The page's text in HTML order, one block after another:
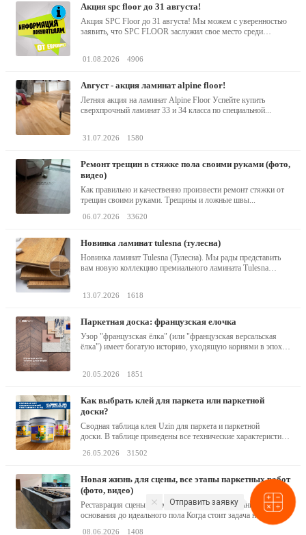
акция spc floor до 31 августа!
Акция SPC Floor до 31 августа! Мы можем с уверенностью
заявить, что SPC FLOOR заслужил свое место среди
01.08.2026 4906
август - акция ламинат alpine floor!
Летняя акция на ламинат Alpine Floor Успейте купить
сверхпрочный ламинат 33 и 34 класса по специальной...
31.07.2026 1580
ремонт трещин в стяжке пола своими руками (фото,
видео)
Как правильно и качественно произвести ремонт стяжки от
трещин своими руками. Трещины и ложные швы...
06.07.2026 33620
новинка ламинат tulesna (тулесна)
Новинка ламинат Tulesna (Тулесна). Мы рады представить
вам новую коллекцию премиального ламината Tulesna
13.07.2026 1618
паркетная доска: французская елочка
Узор "французская ёлка" (или "французская версальская
ёлка") имеет богатую историю, уходящую корнями в эпоху
20.05.2026 1851
как выбрать клей для паркета или паркетной
доски?
Сводная таблица клея Uzin для паркета и паркетной
доски. В таблице приведены все технические характеристики
26.05.2026 31502
новая жизнь для сцены, все этапы паркетных работ
(фото, видео)
Реставрация сцены 190 м² в Минске: от разобранного
основания до идеального пола Когда стоит задача не...
08.06.2026 1408
Отправить заявку